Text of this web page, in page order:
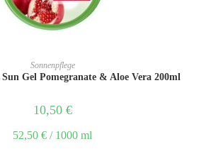
IN DEN WARENKORB
Sonnenpflege
Gel Pomegranate & Aloe Vera 200ml
10,50 €
52,50 € / 1000 ml